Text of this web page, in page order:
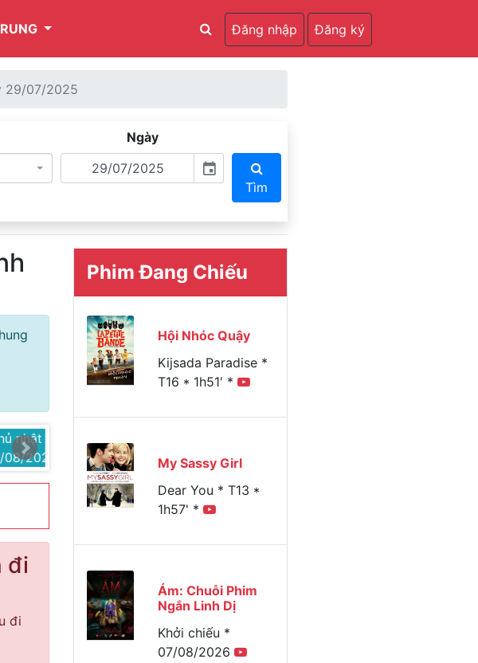
Đăng nhập Đăng ký
29/07/2025
Ngày
event
Tìm
nhật
2025 04/08/2025hôm nay 29/07/202530/07/2025
đi
đi
Phim Đang Chiếu
Hội Nhóc Quậy
Kijsada Paradise *
T16 * 1h51' *
My Sassy Girl
Dear You * T13 *
1h57' *
Ám: Chuỗi Phim
Ngắn Linh Dị
Khởi chiếu *
07/08/2026